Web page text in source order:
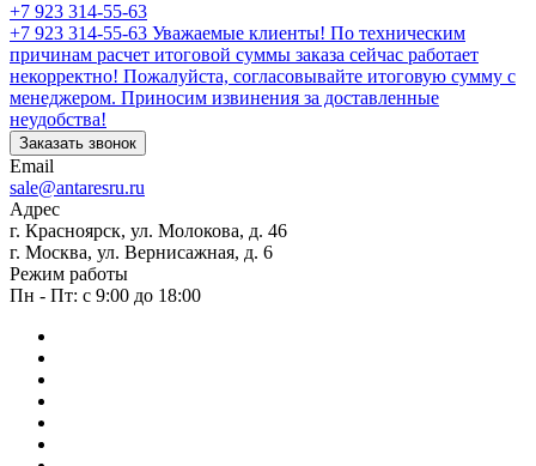
+7 923 314-55-63
+7 923 314-55-63 Уважаемые клиенты! По техническим
причинам расчет итоговой суммы заказа сейчас работает
некорректно! Пожалуйста, согласовывайте итоговую сумму с
менеджером. Приносим извинения за доставленные
неудобства!
Заказать звонок
Email
sale@antaresru.ru
Адрес
г. Красноярск, ул. Молокова, д. 46
г. Москва, ул. Вернисажная, д. 6
Режим работы
Пн - Пт: с 9:00 до 18:00